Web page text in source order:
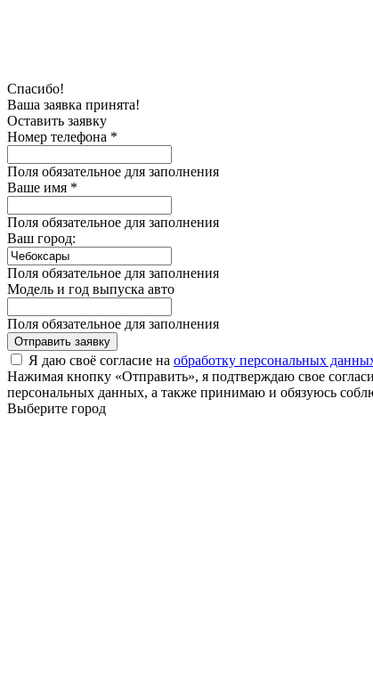
Спасибо!
Ваша заявка принята!
Оставить заявку
Номер телефона *
Поля обязательное для заполнения
Ваше имя *
Поля обязательное для заполнения
Ваш город:
Поля обязательное для заполнения
Модель и год выпуска авто
Поля обязательное для заполнения
Отправить заявку
Я даю своё согласие на обработку персональных
Нажимая кнопку «Отправить», я подтверждаю свое
персональных данных, а также принимаю и обязуюсь
Выберите город